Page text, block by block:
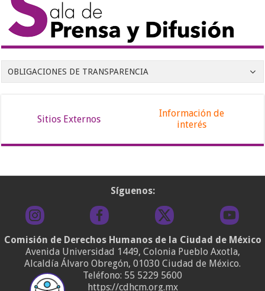
OBLIGACIONES DE TRANSPARENCIA
Sitios Externos
Información de
interés
Síguenos:
Comisión de Derechos Humanos de la Ciudad de México
Avenida Universidad 1449, Colonia Pueblo Axotla,
Alcaldía Álvaro Obregón, 01030 Ciudad de México.
Teléfono: 55 5229 5600
https://cdhcm.org.mx